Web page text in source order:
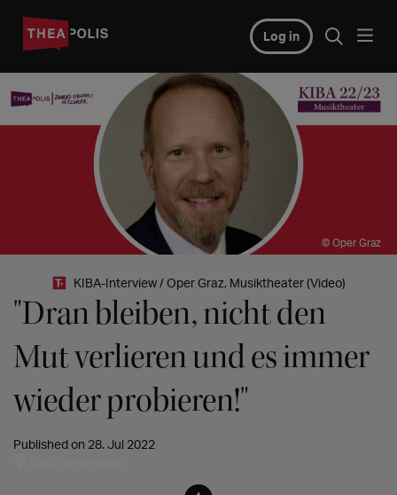
Log in
© Oper Graz
KIBA-Interview / Oper Graz, Musiktheater (Video)
"Dran bleiben, nicht den
Mut verlieren und es immer
wieder probieren!"
Published on 28. Jul 2022